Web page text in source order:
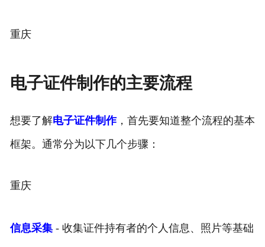
重庆
电子证件制作的主要流程
想要了解电子证件制作，首先要知道整个流程的基本
框架。通常分为以下几个步骤：
重庆
信息采集- 收集证件持有者的个人信息、照片等基础